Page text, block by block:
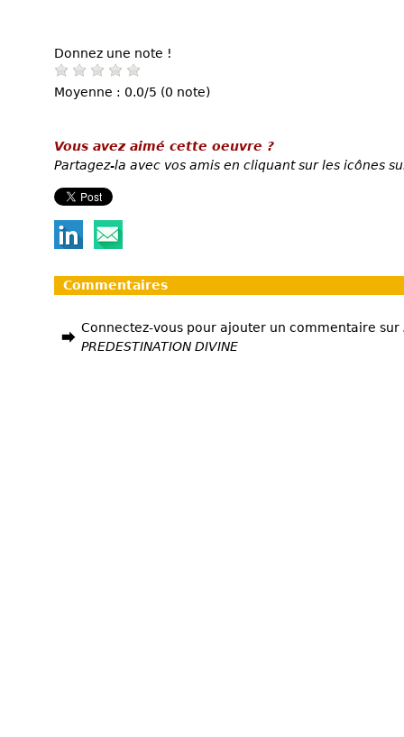
Donnez une note !
Moyenne : 0.0/5 (0 note)
Vous avez aimé cette oeuvre ?
Partagez-la avec vos amis en cliquant sur les icônes
Commentaires
Connectez-vous pour ajouter un commentaire sur
PREDESTINATION DIVINE